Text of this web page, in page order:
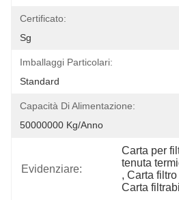
Certificato:
Sg
Imballaggi Particolari:
Standard
Capacità Di Alimentazione:
50000000 Kg/anno
Evidenziare:
Carta per
tenuta
, Carta
Carta